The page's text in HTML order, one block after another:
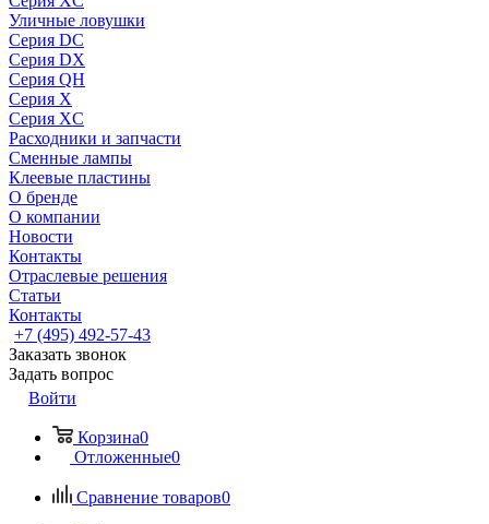
Уличные ловушки
Серия DC
Серия DX
Серия QH
Серия X
Серия XC
Расходники и запчасти
Сменные лампы
Клеевые пластины
О бренде
О компании
Новости
Контакты
Отраслевые решения
Статьи
Контакты
+7 (495) 492-57-43
Заказать звонок
Задать вопрос
Войти
Корзина0
Отложенные0
Сравнение товаров0